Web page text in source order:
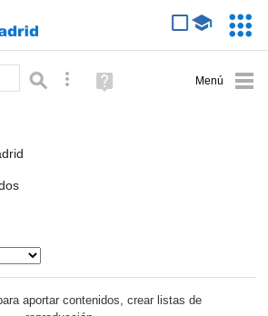
Búsqueda avanzada
Ayuda
(en
aportar contenidos, crear listas de